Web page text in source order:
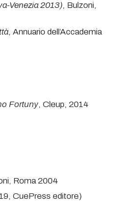
Venezia 2013), Bulzoni,
, Annuario dell’Accademia
Fortuny, Cleup, 2014
Roma 2004
CuePress editore)